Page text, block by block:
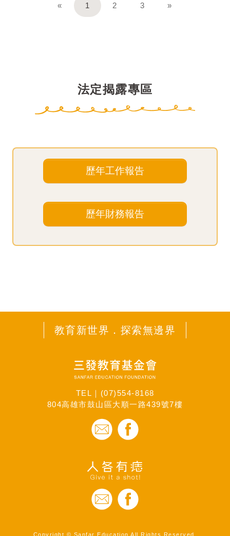
« 1 2 3 »
法定揭露專區
歷年工作報告
歷年財務報告
教育新世界．探索無邊界
TEL｜ (07)554-8168
804高雄市鼓山區大順一路439號7樓
Copyright © Sanfar Education All Rights Reserved.